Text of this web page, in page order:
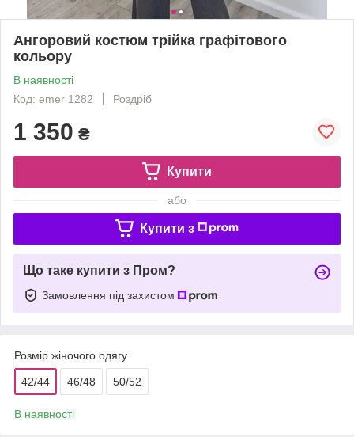
Ангоровий костюм трійка графітового
кольору
В наявності
Код: emer 1282
Роздріб
1 350 ₴
Купити
або
Купити з
Що таке купити з Пром?
Замовлення під захистом
Розмір жіночого одягу
42/44 46/48 50/52
В наявності